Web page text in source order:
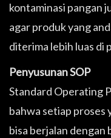
kontaminasi pangan
agar produk yang
diterima lebih luas di
Penyusunan SOP
Standard Operating
bahwa setiap proses
bisa berjalan dengan